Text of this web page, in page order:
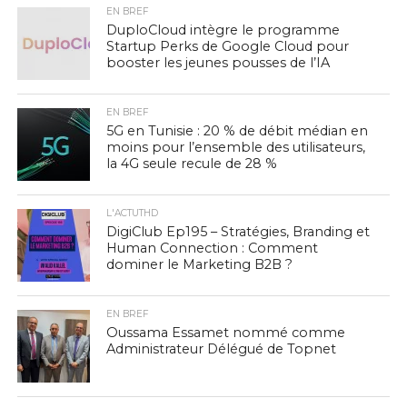
EN BREF
DuploCloud intègre le programme
Startup Perks de Google Cloud pour
booster les jeunes pousses de l’IA
EN BREF
5G en Tunisie : 20 % de débit médian en
moins pour l’ensemble des utilisateurs,
la 4G seule recule de 28 %
L'ACTUTHD
DigiClub Ep195 – Stratégies, Branding et
Human Connection : Comment
dominer le Marketing B2B ?
EN BREF
Oussama Essamet nommé comme
Administrateur Délégué de Topnet